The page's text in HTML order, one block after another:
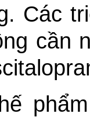
Các
cần